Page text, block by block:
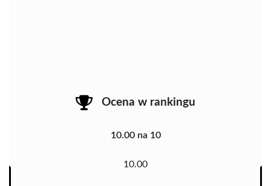
Ocena w rankingu
10.00 na 10
10.00